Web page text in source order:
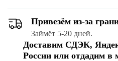
Привезём из-за
Займёт 5-20 дней.
Доставим СДЭК,
России или отдадим в